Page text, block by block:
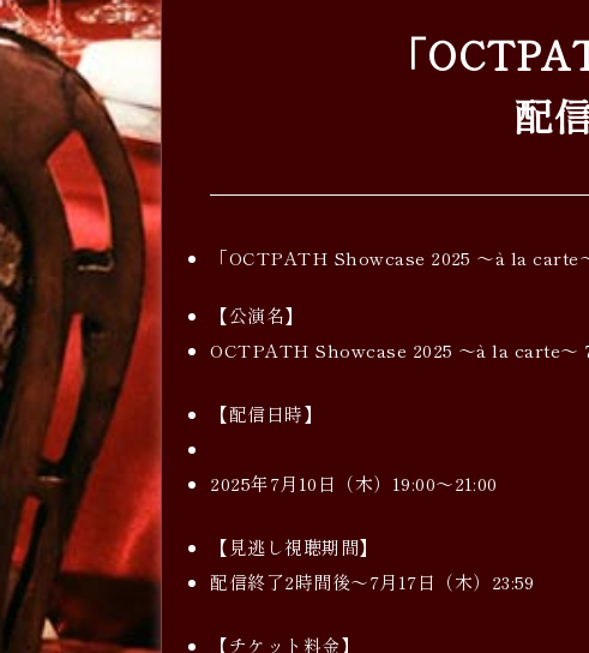
「
配
「OCTPATH Showcase 2025 ～à la carte
【公演名】
OCTPATH Showcase 2025 ～à la carte～
【配信日時】
2025年7月10日（木）19:00～21:00
【見逃し視聴期間】
配信終了2時間後～7月17日（木）23:59
【チケット料金】